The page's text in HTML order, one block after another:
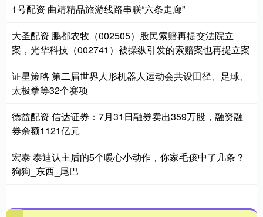
1号配资 曲靖精品旅游线路串联“六条走廊”
大圣配资 鹏都农牧（002505）股民索赔再提交法院立
案，光华科技（002741）被操纵引发的索赔案也再提立案
证星策略 第二届世界人形机器人运动会共设田径、足球、
太极拳等32个赛项
德益配资 信达证券：7月31日融券卖出359万股，融资融
券余额1121亿元
宏泰 泰迪认主后的5个暖心小动作，你家毛孩中了几条？_
狗狗_东西_尾巴